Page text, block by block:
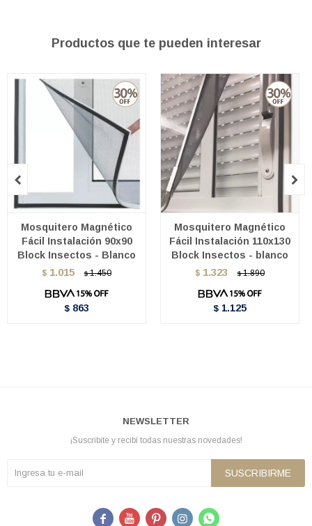
Productos que te pueden interesar
Mosquitero Magnético
Fácil Instalación 90x90
Block Insectos - Blanco
$ 1.015 $ 1.450
$ 863
Mosquitero Magnético
Fácil Instalación 110x130
Block Insectos - blanco
$ 1.323 $ 1.890
$ 1.125
 
NEWSLETTER
¡Suscribite y recibí todas nuestras novedades!
SUSCRIBIRME
    